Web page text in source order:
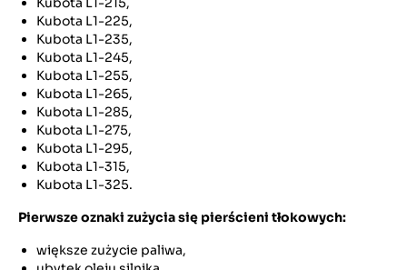
Kubota L1-225,
Kubota L1-235,
Kubota L1-245,
Kubota L1-255,
Kubota L1-265,
Kubota L1-285,
Kubota L1-275,
Kubota L1-295,
Kubota L1-315,
Kubota L1-325.
Pierwsze oznaki zużycia się pierścieni tłokowych:
większe zużycie paliwa,